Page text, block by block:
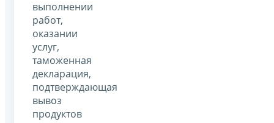
выполнении
работ,
оказании
услуг,
таможенная
декларация,
подтверждающая
вывоз
продуктов